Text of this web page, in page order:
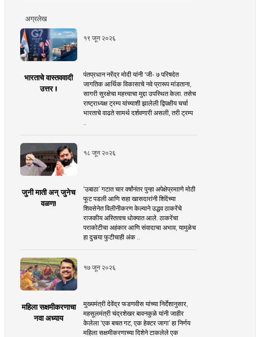
अग्रलेख
१९ जून २०२६
भारताचे वास्तववादी
उत्तर !
पंतप्रधान नरेंद्र मोदी यांनी 'जी- ७ परिषदेत
जागतिक आर्थिक विकासाचे नवे प्रारूप मांडताना,
सागरी सुरक्षेचा महत्त्वाचा मुद्दा उपस्थित केला. तसेच
राष्ट्राध्यक्ष ट्रम्प यांच्याशी झालेली द्विपक्षीय चर्चा
भारताचे वाढते सामर्थ दर्शवणारी असली, तरी ट्रम्प
१८ जून २०२६
जुनी माती अन् जुनेच
वळण!
‘उबाठा’ गटात चार वर्षांनंतर पुन्हा अपेक्षेप्रमााणे मोठी
फूट पडली आणि सहा खासदारांनी शिंदेंच्या
शिवसेनेत विलीनीकरण केल्याने उद्धव ठाकरेंचे
राजकीय अस्तित्वच धोक्यात आले. ठाकरेंचा
पराकोटीचा अहंकार आणि संवादाचा अभाव, यामुळेच
हा दुसर्‍या फुटीचाही अंक ..
१७ जून २०२६
महिला सक्षमीकरणाचा
नवा अध्याय
मुख्यमंत्री देवेंद्र फडणवीस यांच्या निर्देशानुसार,
महसूलमंत्री चंद्रशेखर बावनकुळे यांनी जाहीर
केलेला ‘एक बचत गट, एक हेक्टर जागा’ हा निर्णय
महिला सक्षमीकरणाच्या दिशेने टाकलेले एक